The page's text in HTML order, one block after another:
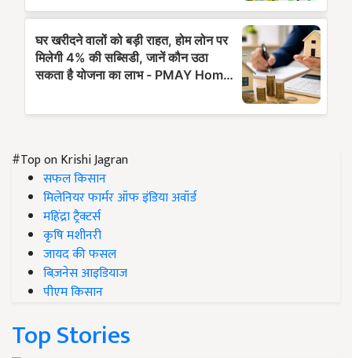
#Top on Krishi Jagran
सफल किसान
मिलेनियर फार्मर ऑफ इंडिया अवॉर्ड
महिंद्रा ट्रैक्टर्स
कृषि मशीनरी
जायद की फसल
बिज़नेस आइडियाज
पीएम किसान
Top Stories